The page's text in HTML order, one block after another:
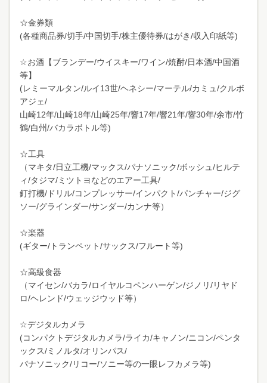
☆金券類
(各種商品券/切手/中国切手/株主優待券/はがき/収入印紙等)
☆お酒【ブランデー/ウイスキー/ワイン/焼酎/日本酒/中国酒
等】
(レミーマルタン/ルイ13世/ヘネシー/マーテル/カミュ/クルボ
アジェ/
山崎12年/山崎18年/山崎25年/響17年/響21年/響30年/余市/竹
鶴/白州/バカラボトル等)
☆工具
（マキタ/日立工機/マックス/パナソニック/ボッシュ/ヒルテ
ィ/タジマ/ミツトヨなどのエアー工具/
釘打機/ドリル/コンプレッサー/インパクト/パンチャー/ジグ
ソー/グラインダー/サンダー/カンナ等）
☆楽器
(ギター/トランペット/サックス/フルート等)
☆高級食器
（マイセン/バカラ/ロイヤルコペンハーゲン/ジノリ/リヤド
ロ/ヘレンド/ウェッジウッド等）
☆デジタルカメラ
(コンパクトデジタルカメラ/ライカ/キャノン/ニコン/ペンタ
ックス/ミノルタ/オリンパス/
パナソニック/リコー/ソニー等の一眼レフカメラ等)